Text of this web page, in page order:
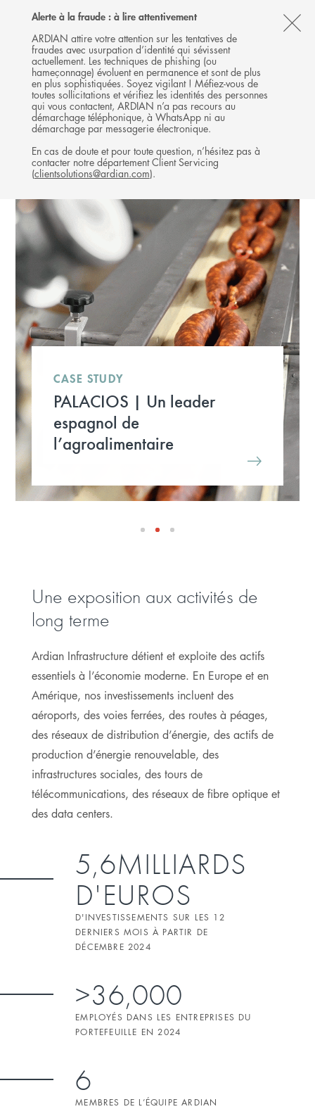
Alerte à la fraude : à lire attentivement
ARDIAN attire votre attention sur les tentatives de
fraudes avec usurpation d’identité qui sévissent
actuellement. Les techniques de phishing (ou
hameçonnage) évoluent en permanence et sont de plus
en plus sophistiquées. Soyez vigilant ! Méfiez-vous de
toutes sollicitations et vérifiez les identités des personnes
qui vous contactent, ARDIAN n’a pas recours au
démarchage téléphonique, à WhatsApp ni au
démarchage par messagerie électronique.
En cas de doute et pour toute question, n’hésitez pas à
contacter notre département Client Servicing
(clientsolutions@ardian.com).
Follow
Ardian
on
X
Follow
Ardian
on
LinkedIn
Follow
Ardian
on
YouTube
Ardian
on
Jobs
on
LinkedIn
MENU
INVESTISSEMENTS
INFRASTRUCTURE
CASE STUDY
PALACIOS | Un leader
espagnol de
l’agroalimentaire
Une exposition aux activités de
long terme
Ardian Infrastructure détient et exploite des actifs
essentiels à l’économie moderne. En Europe et en
Amérique, nos investissements incluent des
aéroports, des voies ferrées, des routes à péages,
des réseaux de distribution d’énergie, des actifs de
production d’énergie renouvelable, des
infrastructures sociales, des tours de
télécommunications, des réseaux de fibre optique et
des data centers.
5,6MILLIARDS
D'EUROS
D'INVESTISSEMENTS SUR LES 12
DERNIERS MOIS À PARTIR DE
DÉCEMBRE 2024
>36,000
EMPLOYÉS DANS LES ENTREPRISES DU
PORTEFEUILLE EN 2024
6
MEMBRES DE L’ÉQUIPE ARDIAN